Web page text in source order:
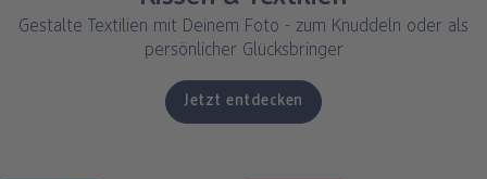
Fotos im Holzaufsteller
Little Prints
Gallery Print
Fotocollage
Poster mit Design
Express-Abholung
Fotospiele
Kissen & Textilien
Party
Alle Anlässe
Poster
Fotopaneele
Gestalte Textilien mit Deinem Foto - zum Knuddeln oder als
persönlicher Glücksbringer
Jetzt entdecken